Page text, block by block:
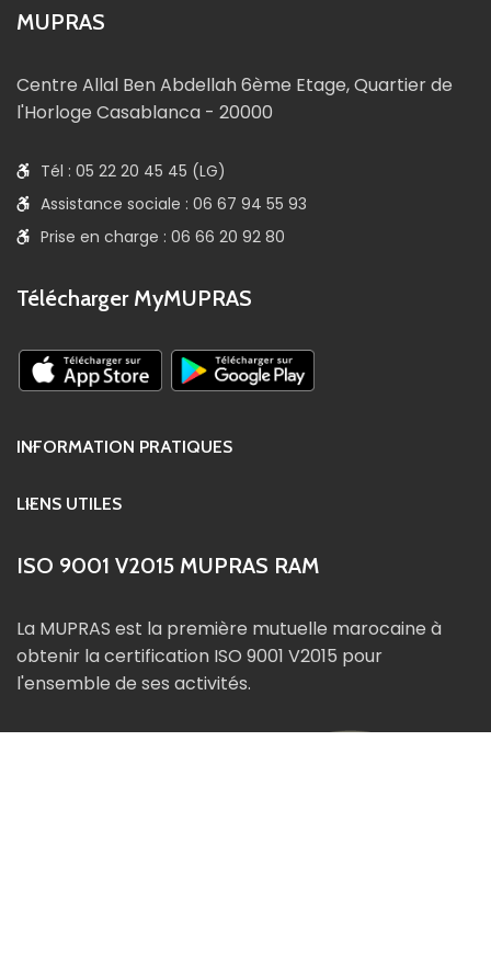
MUPRAS
Centre Allal Ben Abdellah 6ème Etage, Quartier de
l'Horloge Casablanca - 20000
Tél : 05 22 20 45 45 (LG)
Assistance sociale : 06 67 94 55 93
Prise en charge : 06 66 20 92 80
Télécharger MyMUPRAS
INFORMATION PRATIQUES
LIENS UTILES
ISO 9001 V2015 MUPRAS RAM
La MUPRAS est la première mutuelle marocaine à
obtenir la certification ISO 9001 V2015 pour
l'ensemble de ses activités.